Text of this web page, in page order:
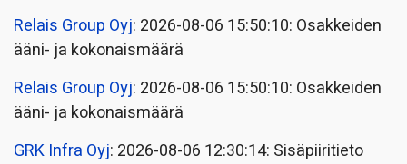
Relais Group Oyj: 2026-08-06 15:50:10: Osakkeiden
ääni- ja kokonaismäärä
Relais Group Oyj: 2026-08-06 15:50:10: Osakkeiden
ääni- ja kokonaismäärä
GRK Infra Oyj: 2026-08-06 12:30:14: Sisäpiiritieto